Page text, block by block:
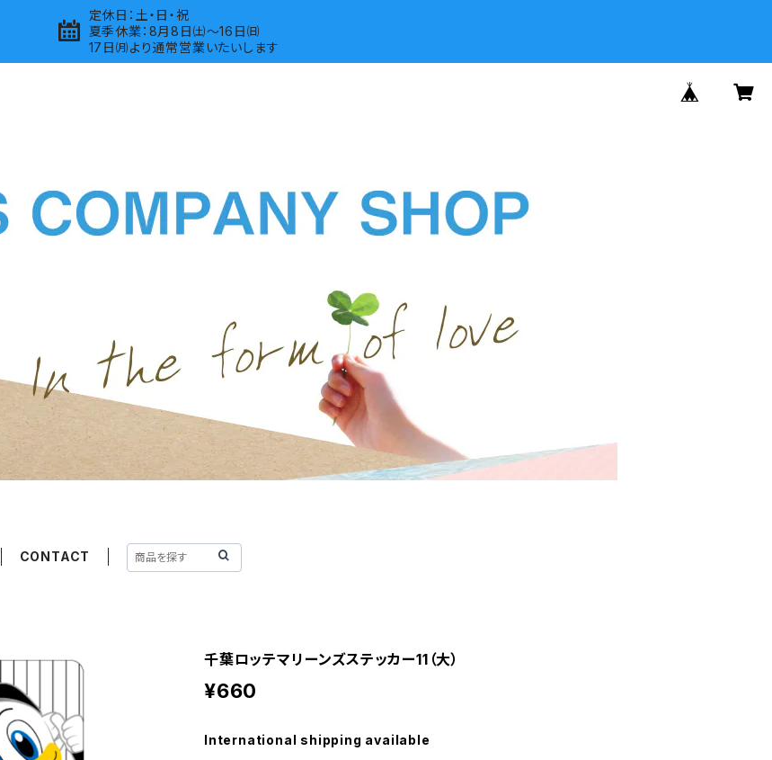
定休日：土・日・祝
夏季休業：8月8日㈯～16日㈰
17日㈪より通常営業いたいします
CONTACT
千葉ロッテマリーンズステッカー11（大）
¥660
International shipping available